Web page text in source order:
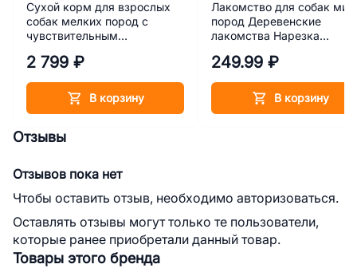
Сухой корм для взрослых
собак мелких пород с
чувствительным
Sensitive Mini Lamb с
2 799 ₽
В корзину
Лакомство для собак
пород Деревенские
лакомства Нарезка
249.99 ₽
В корзину
Товары этого бренда
Отзывы
Отзывов пока нет
Чтобы оставить отзыв, необходимо авторизоваться.
Оставлять отзывы могут только те пользователи,
которые ранее приобретали данный товар.